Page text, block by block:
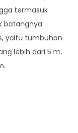
termasuk
batangnya
yaitu tumbuhan
lebih dari 5 m.